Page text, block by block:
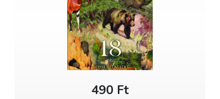
490 Ft